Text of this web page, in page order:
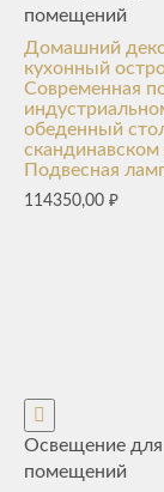
помещений
Домашний
кухонный
Современная
обеденный
скандинавском
Подвесная
114350,00 ₽
Освещение для
помещений